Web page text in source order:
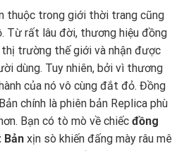
thuộc trong giới thời trang cũng
Từ rất lâu đời, thương hiệu đồng
trường thế giới và nhận được
dùng. Tuy nhiên, bởi vì thương
của nó vô cùng đắt đỏ. Đồng
chính là phiên bản Replica phù
Bạn có tò mò về chiếc đồng
Bản xịn sò khiến đấng mày râu mê